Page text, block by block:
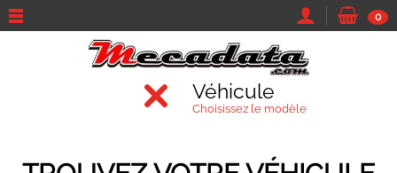
0
Véhicule
Choisissez le modèle